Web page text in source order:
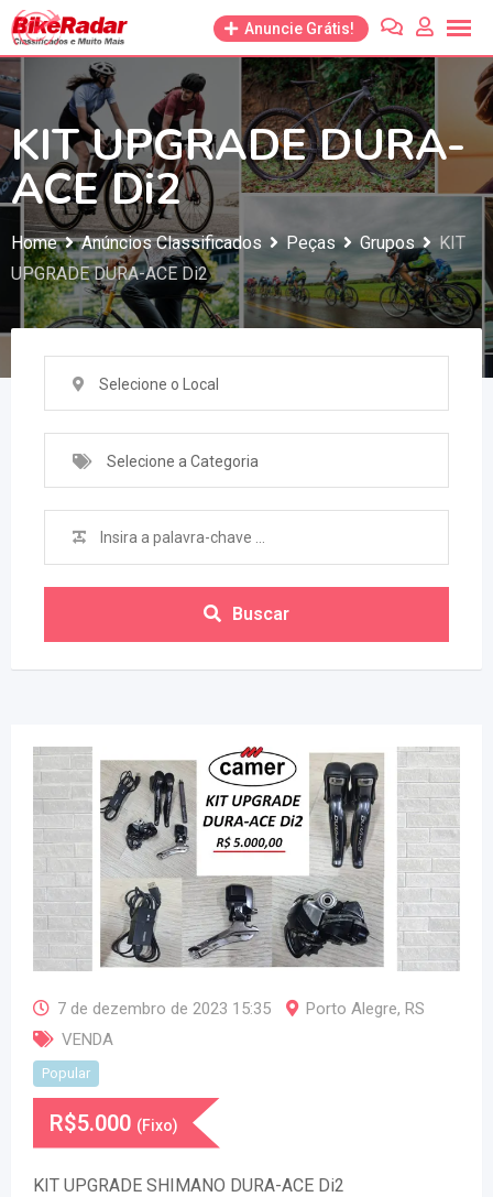
Anuncie Grátis!
KIT UPGRADE DURA-
ACE Di2
Home Anúncios Classificados Peças Grupos
KIT
UPGRADE DURA-ACE Di2
Selecione o Local
Selecione a Categoria
Buscar
7 de dezembro de 2023 15:35 Porto Alegre, RS
VENDA
Popular
R$5.000 (Fixo)
KIT UPGRADE SHIMANO DURA-ACE Di2